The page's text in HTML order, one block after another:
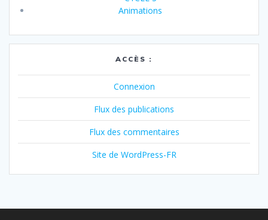
Animations
ACCÈS :
Connexion
Flux des publications
Flux des commentaires
Site de WordPress-FR